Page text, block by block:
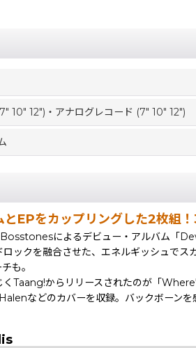
10" 12")・アナログレコード (7" 10" 12")
とEPをカップリングした2枚組
によるデビュー・アルバム「
ロックを融合させた、エネルギッシュ
も。
くTaang!からリリースされたのが「
などのカバーを収録。バックボーンを